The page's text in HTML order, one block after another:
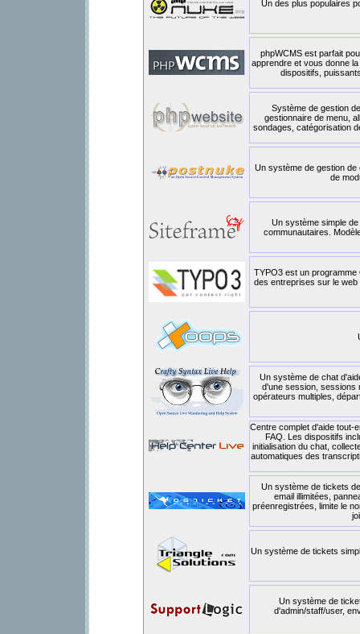
Un des plus populaires
phpWCMS est parfait
apprendre et vous donne
dispositifs,
Système de gestion
gestionnaire de menu,
sondages, catégorisation
Un système de gestion de
de
Un système simple
communautaires.
TYPO3 est un
des entreprises sur le web
Un système de chat
d'une session, sessions
opérateurs multiples,
Centre complet d'aide tout-
FAQ. Les dispositifs
initialisation du chat,
automatiques des
Un système de tickets
email illimitées,
préenregistrées, limite le
Un système de tickets
Un système de
d'admin/staff/user,